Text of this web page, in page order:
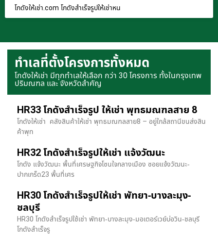
โกดังให้เช่า.com โกดังสำเร็จรูปให้เช่าหน
ทำเลที่ตั้งโครงการทั้งหมด
โกดังให้เช่า มีทุกทำเลให้เลือก กว่า 30 โครงการ ทั้งในกรุงเทพ
ปริมณฑล และ จังหวัดสำคัญ
HR33 โกดังสำเร็จรูป ให้เช่า พุทธมณฑลสาย 8
โกดังให้เช่า คลังสินค้าให้เช่า พุทธมณฑลสาย8 – อยู่ใกล้สถานีขนส่งสิน
ค้าพุท
HR32 โกดังสำเร็จรูปให้เช่า แจ้งวัฒนะ
โกดัง แจ้งวัฒนะ พื้นที่เศรษฐกิจโซนใจกลางเมือง ซอยแจ้งวัฒนะ-
ปากเกร็ด23 พื้นที่เศร
HR30 โกดังสำเร็จรูปให้เช่า พัทยา-บางละมุง-
ชลบุรี
HR30 โกดังสำเร็จรูปใช้เช่า พัทยา-บางละมุง-มอเตอร์เวย์บ่อวิน-ชลบุรี
โกดังสำเร็จรู